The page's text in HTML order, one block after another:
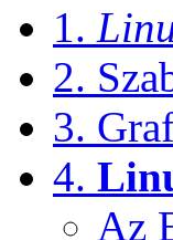
1.
2.
3.
4.
Az